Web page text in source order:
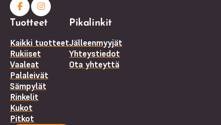
Facebook
(F)
Instagram
Tuotteet
Kaikki tuotteet
Rukiiset
Vaaleat
Palaleivät
Sämpylät
Rinkelit
Kukot
Pitkot
Pikalinkit
Jälleenmyyjät
Yhteystiedot
Ota yhteyttä